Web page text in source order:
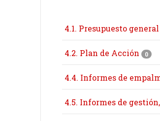
4.1. Presupuesto
4.2. Plan de Acción 0
4.4. Informes de
4.5. Informes de